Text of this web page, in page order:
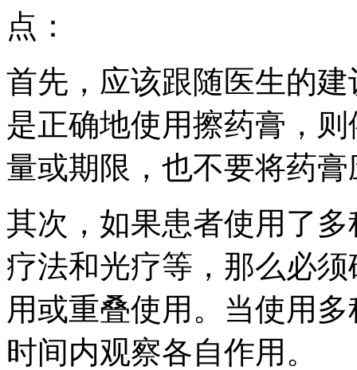
点：
首先，应该跟随医生的
是正确地使用擦药膏，
量或期限，也不要将药
其次，如果患者使用了
疗法和光疗等，那么必
用或重叠使用。当使用
时间内观察各自作用。